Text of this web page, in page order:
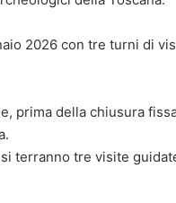
2026 con tre turni di
prima della chiusura
terranno tre visite